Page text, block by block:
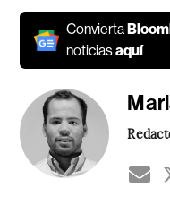
Convierta
noticiasaquí